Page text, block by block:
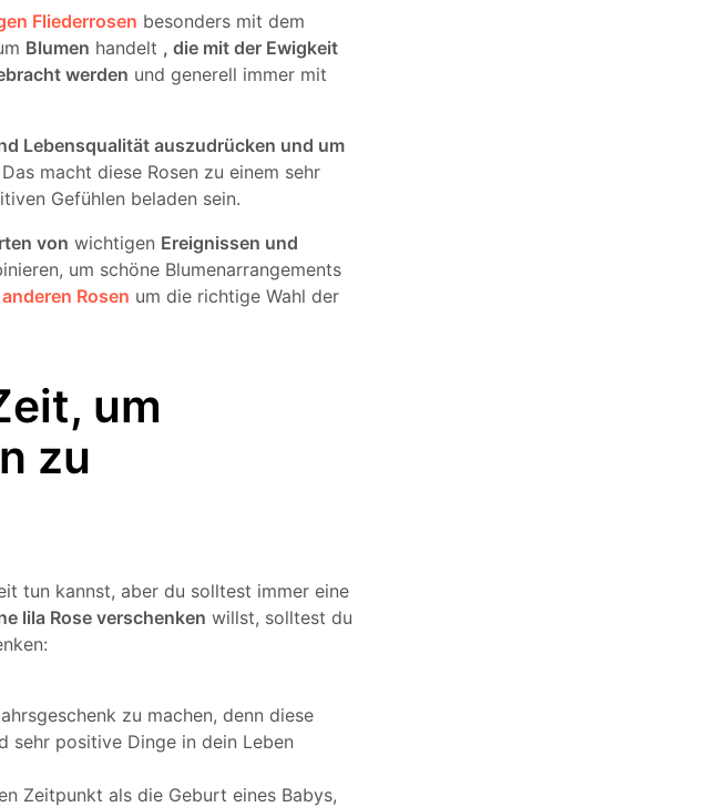
Fliederrosen besonders mit dem
Blumen handelt , die mit der Ewigkeit
werden und generell immer mit
Lebensqualität auszudrücken und um
Das macht diese Rosen zu einem sehr
Gefühlen beladen sein.
von wichtigen Ereignissen und
um schöne Blumenarrangements
Rosen um die richtige Wahl der
um
zu
tun kannst, aber du solltest immer eine
lila Rose verschenken willst, solltest du
zu machen, denn diese
sehr positive Dinge in dein Leben
Zeitpunkt als die Geburt eines Babys,